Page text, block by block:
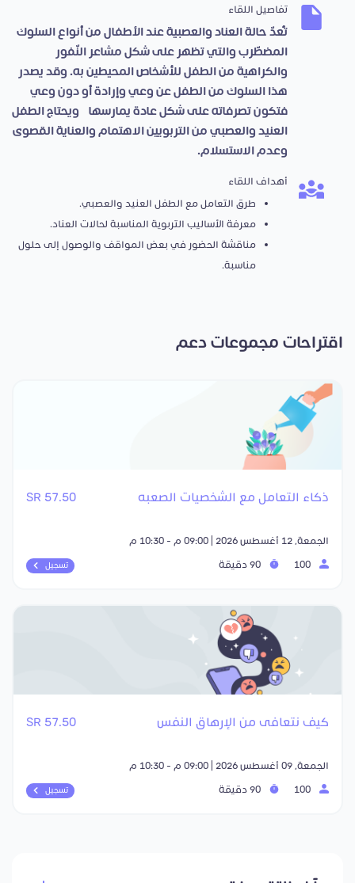
تفاصيل اللقاء
تُعدّ حالة العناد والعصبية عند الأطفال من أنواع السلوك
المضطّرب والتي تظهر على شكل مشاعر النّفور
والكراهية من الطفل للأشخاص المحيطين به. وقد يصدر
هذا السلوك من الطفل عن وعي وإرادة أو دون وعي
فتكون تصرفاته على شكل عادة يمارسها، ويحتاج الطفل
العنيد والعصبي من التربويين الاهتمام والعناية القصوى
وعدم الاستسلام.
أهداف اللقاء
طرق التعامل مع الطفل العنيد والعصبي.
معرفة الأساليب التربوية المناسبة لحالات العناد.
مناقشة الحضور في بعض المواقف والوصول إلى حلول
مناسبة.
اقتراحات مجموعات دعم
ذكاء التعامل مع الشخصيات الصعبه 57.50 SR
الجمعة, 12 أغسطس 2026 | 09:00 م - 10:30 م
تسجيل
كيف نتعافى من الإرهاق النفس 57.50 SR
الجمعة, 09 أغسطس 2026 | 09:00 م - 10:30 م
تسجيل